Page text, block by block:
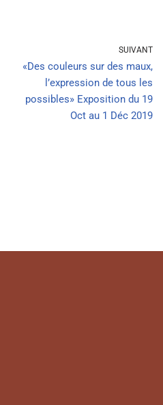
SUIVANT
«Des couleurs sur des maux,
l’expression de tous les
possibles» Exposition du 19
Oct au 1 Déc 2019